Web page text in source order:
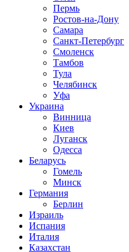
Пермь
Ростов-на-Дону
Самара
Санкт-Петербург
Смоленск
Тамбов
Тула
Челябинск
Уфа
Украина
Винница
Киев
Луганск
Одесса
Беларусь
Гомель
Минск
Германия
Берлин
Израиль
Испания
Италия
Казахстан